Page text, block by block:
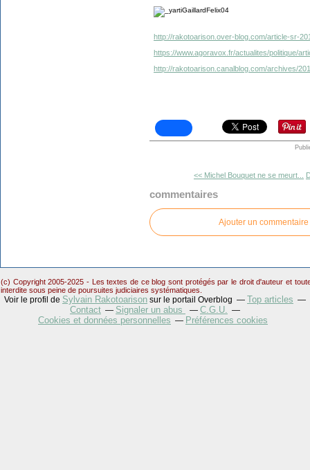
http://rakotoarison.over-blog.com/article-sr-
https://www.agoravox.fr/actualites/politique/
http://rakotoarison.canalblog.com/archives/
<< Michel Bouquet ne se meurt...
commentaires
Ajouter un commentaire
(c) Copyright 2005-2025 - Les textes de ce blog sont protégés par le droit d'auteur et
interdite sous peine de poursuites judiciaires systématiques.
Voir le profil de Sylvain Rakotoarison sur le portail Overblog
Top articles
Contact
Signaler un abus
C.G.U.
Cookies et données personnelles
Préférences cookies